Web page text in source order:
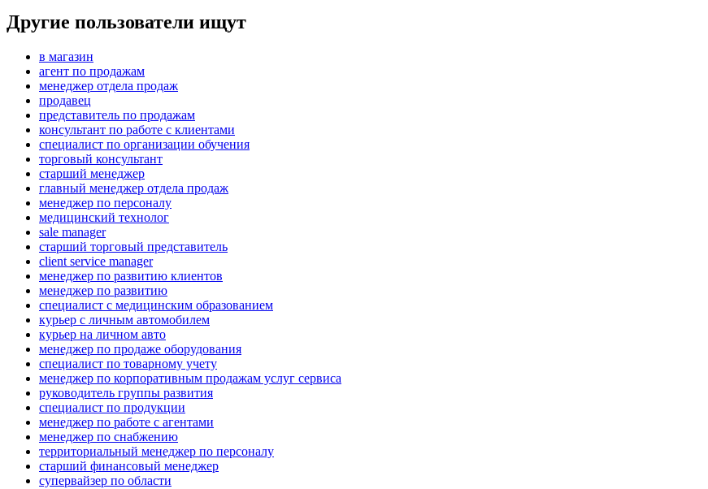
Другие пользователи ищут
в магазин
агент по продажам
менеджер отдела продаж
продавец
представитель по продажам
консультант по работе с клиентами
специалист по организации обучения
торговый консультант
старший менеджер
главный менеджер отдела продаж
менеджер по персоналу
медицинский технолог
sale manager
старший торговый представитель
client service manager
менеджер по развитию клиентов
менеджер по развитию
специалист с медицинским образованием
курьер с личным автомобилем
курьер на личном авто
менеджер по продаже оборудования
специалист по товарному учету
менеджер по корпоративным продажам услуг сервиса
руководитель группы развития
специалист по продукции
менеджер по работе с агентами
менеджер по снабжению
территориальный менеджер по персоналу
старший финансовый менеджер
супервайзер по области